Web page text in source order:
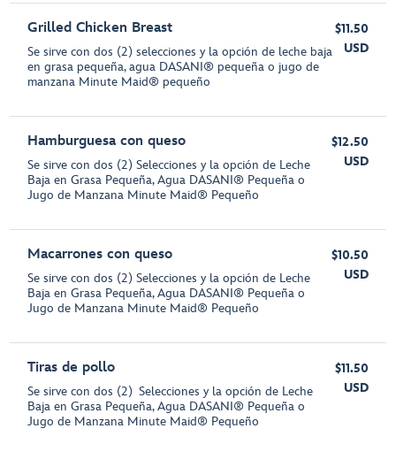
Grilled Chicken Breast
Se sirve con dos (2) selecciones y la opción de leche baja
en grasa pequeña, agua DASANI® pequeña o jugo de
manzana Minute Maid® pequeño
$11.50
USD
Hamburguesa con queso
Se sirve con dos (2) Selecciones y la opción de Leche
Baja en Grasa Pequeña, Agua DASANI® Pequeña o
Jugo de Manzana Minute Maid® Pequeño
$12.50
USD
Macarrones con queso
Se sirve con dos (2) Selecciones y la opción de Leche
Baja en Grasa Pequeña, Agua DASANI® Pequeña o
Jugo de Manzana Minute Maid® Pequeño
$10.50
USD
Tiras de pollo
Se sirve con dos (2) Selecciones y la opción de Leche
Baja en Grasa Pequeña, Agua DASANI® Pequeña o
Jugo de Manzana Minute Maid® Pequeño
$11.50
USD